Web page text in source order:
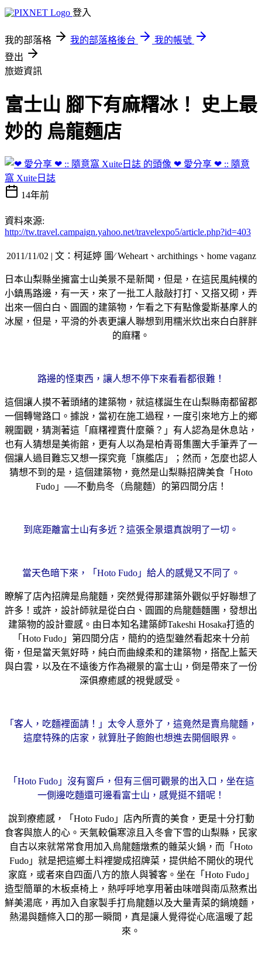
登入
我的部落格 我的部落格後台
我的帳號
登出
旅遊資訊
富士山 腳下有麻糬冰！ 史上最
妙的 烏龍麵店
❤ 愛分享 ❤ :: 隨意
窩 Xuite日誌
14年前
資料來源:
http://tw.travel.campaign.yahoo.net/travelexpo5/article.php?id=403
2011/11/02 | 文：柯延婷 圖∕ Weheart、archithings、home vaganz
日本山梨縣坐擁富士山美景不是新聞，但是，在這民風純樸的
小鎮馬路邊，有一天，來了一批工人敲敲打打、又搭又砌，弄
出來一個白白、圓圓的建築物，乍看之下有點像愛斯基摩人的
冰屋，但是，平滑的外表更讓人聯想到用糯米炊出來白白胖胖
的麻糬。
路邊的怪東西，讓人想不停下來看看都很難！
這個讓人摸不著頭緒的建築物，就這樣誕生在山梨縣南都留郡
一個轉彎路口。據說，當初在施工過程，一度引來地方上的鄉
親圍觀，猜測著這「麻糬裡賣什麼藥？」有人認為是休息站，
也有人猜想是美術館，更有人以為是柏青哥集團大手筆弄了一
個讓人過目難忘又想一探究竟「旗艦店」；然而，怎麼也認人
猜想不到的是，這個建築物，竟然是山梨縣招牌美食「Hoto
Fudo」──不動烏冬（烏龍麵）的第四間分店！
到底距離富士山有多近？這張全景還真說明了一切。
當天色暗下來，「Hoto Fudo」給人的感覺又不同了。
瞭解了店內招牌是烏龍麵，突然覺得那建築外觀似乎好聯想了
許多！或許，設計師就是從白白、圓圓的烏龍麵麵團，發想出
建築物的設計靈感。由日本知名建築師Takeshi Hosaka打造的
「Hoto Fudo」第四間分店，簡約的造型雖然看起來十分前
衛，但是當天氣好時，純白而曲線柔和的建築物，搭配上藍天
與白雲，以及在不遠後方作為襯景的富士山，倒是帶來了一份
深俱療癒感的視覺感受。
「客人，吃麵裡面請！」太令人意外了，這竟然是賣烏龍麵，
這麼特殊的店家，就算肚子飽飽也想進去開個眼界。
「Hoto Fudo」沒有窗戶，但有三個可觀景的出入口，坐在這
一側邊吃麵還可邊看富士山，感覺挺不錯呢！
說到療癒感，「Hoto Fudo」店內所賣的美食，更是十分打動
食客與旅人的心。天氣較偏寒涼且入冬會下雪的山梨縣，民家
自古以來就常常食用加入烏龍麵燉煮的雜菜火鍋，而「Hoto
Fudo」就是把這鄉土料裡變成招牌菜，提供給不開伙的現代
家庭，或者來自四面八方的旅人與饕客。坐在「Hoto Fudo」
造型簡單的木板桌椅上，熱呼呼地享用著由味噌與南瓜熬煮出
鮮美湯底，再加入自家製手打烏龍麵以及大量青菜的鍋燒麵，
熱湯與麵條入口的那一瞬間，真是讓人覺得從心底溫暖了起
來。